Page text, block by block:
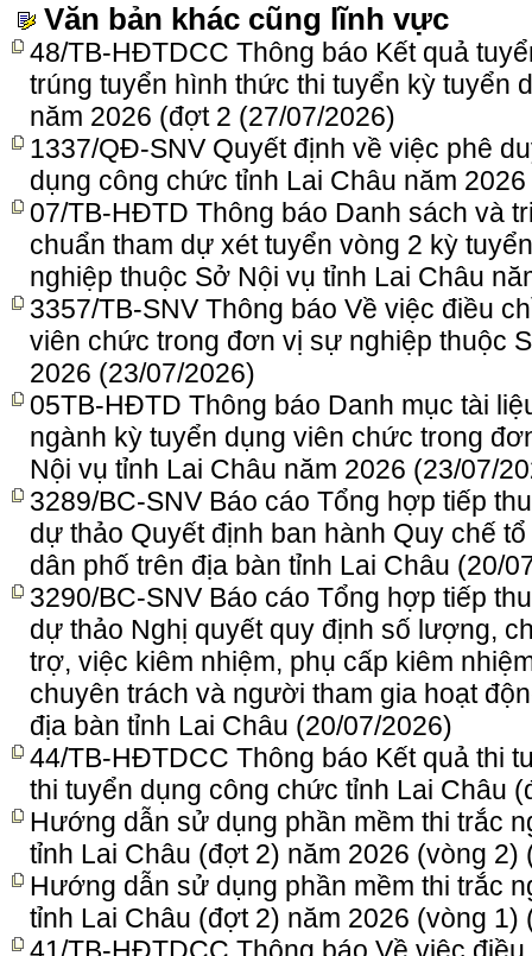
Văn bản khác cũng lĩnh vực
48/TB-HĐTDCC Thông báo Kết quả
trúng tuyển hình thức thi tuyển kỳ tuyển
năm 2026 (đợt 2 (27/07/2026)
1337/QĐ-SNV Quyết định về việc phê
dụng công chức tỉnh Lai Châu năm
07/TB-HĐTD Thông báo Danh sách và
chuẩn tham dự xét tuyển vòng 2 kỳ
nghiệp thuộc Sở Nội vụ tỉnh Lai Châu
3357/TB-SNV Thông báo Về việc điều
viên chức trong đơn vị sự nghiệp thuộc
2026 (23/07/2026)
05TB-HĐTD Thông báo Danh mục tài
ngành kỳ tuyển dụng viên chức trong
Nội vụ tỉnh Lai Châu năm 2026 (23/07/
3289/BC-SNV Báo cáo Tổng hợp tiếp
dự thảo Quyết định ban hành Quy chế
dân phố trên địa bàn tỉnh Lai Châu (20/
3290/BC-SNV Báo cáo Tổng hợp tiếp
dự thảo Nghị quyết quy định số lượng,
trợ, việc kiêm nhiệm, phụ cấp kiêm
chuyên trách và người tham gia hoạt
địa bàn tỉnh Lai Châu (20/07/2026)
44/TB-HĐTDCC Thông báo Kết quả thi
thi tuyển dụng công chức tỉnh Lai Châu
Hướng dẫn sử dụng phần mềm thi trắc
tỉnh Lai Châu (đợt 2) năm 2026 (vòng 2)
Hướng dẫn sử dụng phần mềm thi trắc
tỉnh Lai Châu (đợt 2) năm 2026 (vòng 1)
41/TB-HĐTDCC Thông báo Về việc